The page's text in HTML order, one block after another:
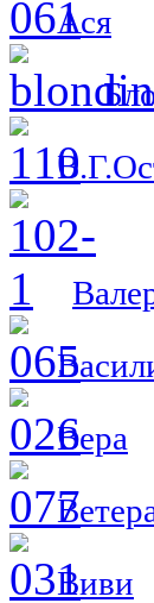
Ася
Вера
Виви